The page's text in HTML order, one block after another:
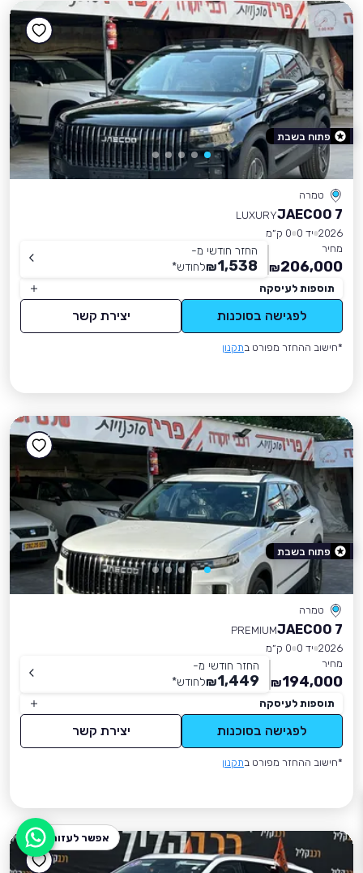
טמרה
JAECOO 7
LUXURY
2026 יד 0
0 ק״מ
מחיר
206,000
₪
החזר חודשי מ-
1,538
₪לחודש*
תוספות לעיסקה
לפגישה בסוכנות יצירת קשר
*חישוב ההחזר מפורט בתקנון
פתוח בשבת
טמרה
JAECOO 7
PREMIUM
2026 יד 0
0 ק״מ
מחיר
194,000
₪
החזר חודשי מ-
1,449
₪לחודש*
תוספות לעיסקה
לפגישה בסוכנות יצירת קשר
*חישוב ההחזר מפורט בתקנון
פתוח בשבת
אפשר לעזור?